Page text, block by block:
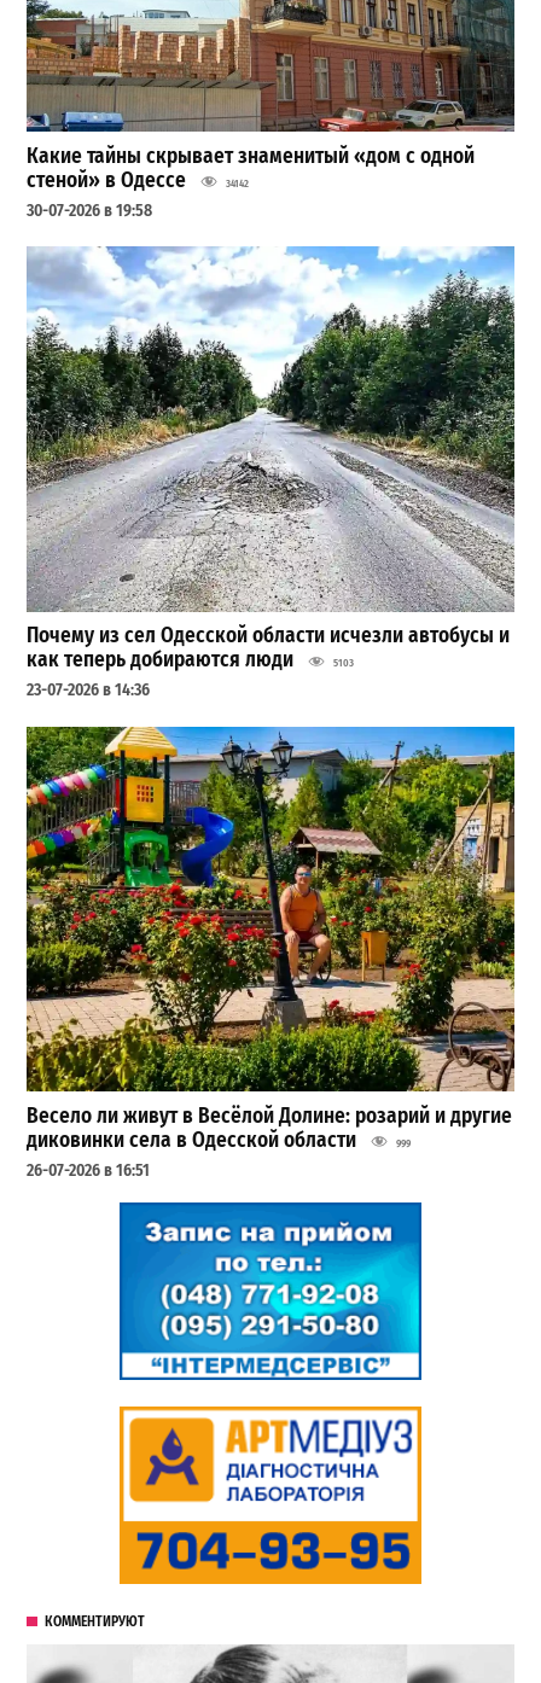
Какие тайны скрывает знаменитый «дом с одной
стеной» в Одессе
34142
30-07-2026 в 19:58
Почему из сел Одесской области исчезли автобусы и
как теперь добираются люди
5103
23-07-2026 в 14:36
Весело ли живут в Весёлой Долине: розарий и другие
диковинки села в Одесской области
999
26-07-2026 в 16:51
КОММЕНТИРУЮТ